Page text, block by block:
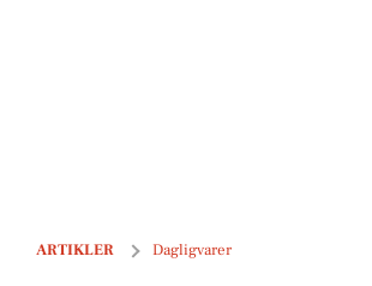
ARTIKLER Dagligvarer
Oversigt over næste uges tilbud på dagligvarer